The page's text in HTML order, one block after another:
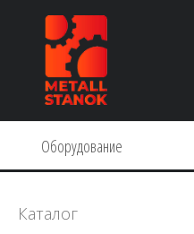
Оборудование
Каталог